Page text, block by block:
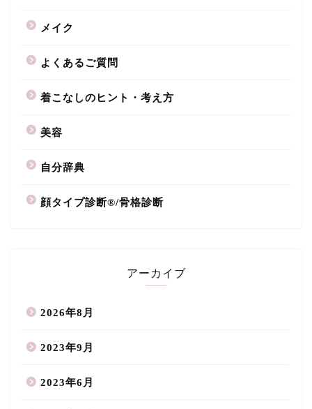
メイク
よくあるご質問
着こなしのヒント・考え方
美容
自分辞典
顔タイプ診断®/骨格診断
アーカイブ
2026年8月
2023年9月
2023年6月